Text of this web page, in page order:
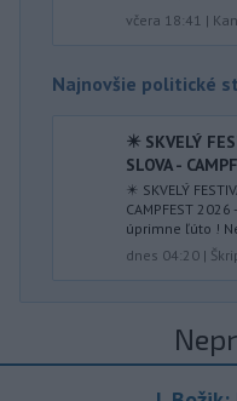
včera 18:41 |
Najnovšie politické
✴️ SKVELÝ
SLOVA -
✴️ SKVELÝ
CAMPFEST
úprimne ľúto !
dnes 04:20 |